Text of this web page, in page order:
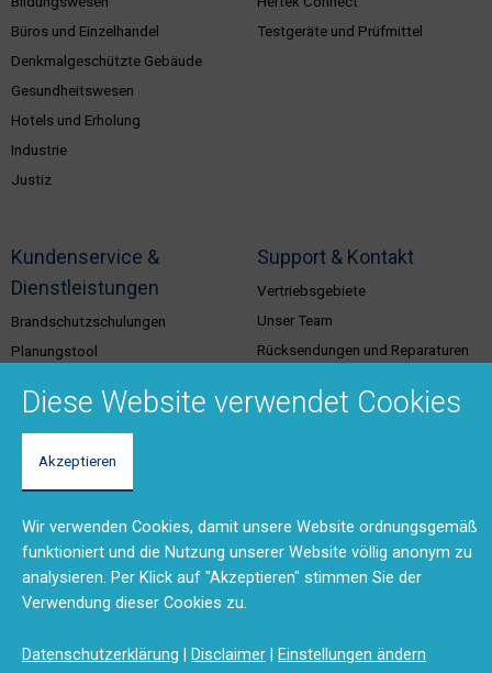
Büros und Einzelhandel
Denkmalgeschützte Gebäude
Gesundheitswesen
Hotels und Erholung
Industrie
Justiz
Testgeräte und Prüfmittel
Kundenservice &
Dienstleistungen
Brandschutzschulungen
Planungstool
Ausschreibungstexte
Support & Kontakt
Vertriebsgebiete
Unser Team
Rücksendungen und Reparaturen
Feedback
Disclaimer Impressum Datenschutzerklärung
Diese Website verwendet Cookies
Akzeptieren
Wir verwenden Cookies, damit unsere Website ordnungsgemäß
funktioniert und die Nutzung unserer Website völlig anonym zu
analysieren. Per Klick auf "Akzeptieren" stimmen Sie der
Verwendung dieser Cookies zu.
Datenschutzerklärung | Disclaimer | Einstellungen ändern